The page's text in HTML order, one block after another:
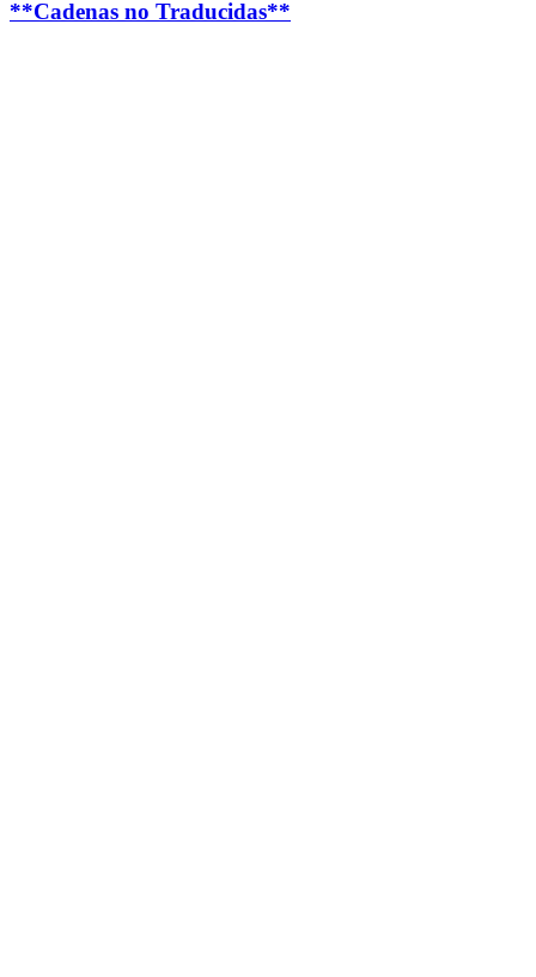
**Cadenas no Traducidas**